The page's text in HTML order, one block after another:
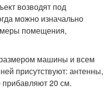
возводят под
можно изначально
помещения,
машины и всем
присутствуют: антенны,
прибавляют 20 см.